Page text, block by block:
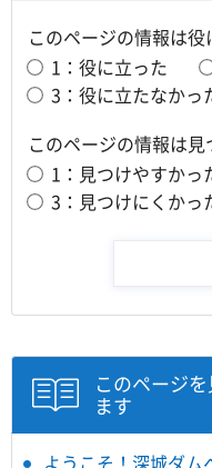
このページの情報は役
1：役に立った
3：役に立たなかっ
このページの情報は
1：見つけやすかっ
3：見つけにくかっ
このページ
ます
ようこそ！深城ダム